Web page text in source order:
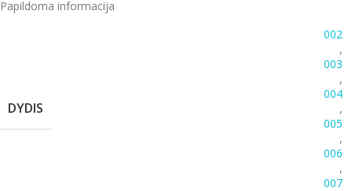
Papildoma informacija
DYDIS
002
,
003
,
004
,
005
,
006
,
007